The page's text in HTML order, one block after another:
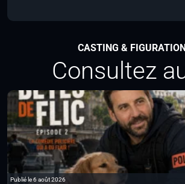
CASTING &
Consultez
Publié le 6 août 2026